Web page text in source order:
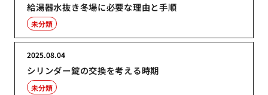
給湯器水抜き冬場に必要な理由と手順
未分類
シリンダー錠の交換を考える時期
2025.08.04
未分類